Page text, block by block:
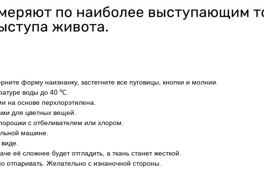
форму наизнанку, застегните все пуговицы, кнопки и молнии.
воды до 40 ℃.
на основе перхлорэтилена.
для цветных вещей.
с отбеливателем или хлором.
машине.
её сложнее будет отгладить, а ткань станет жесткой.
отпаривать. Желательно с изнаночной стороны.